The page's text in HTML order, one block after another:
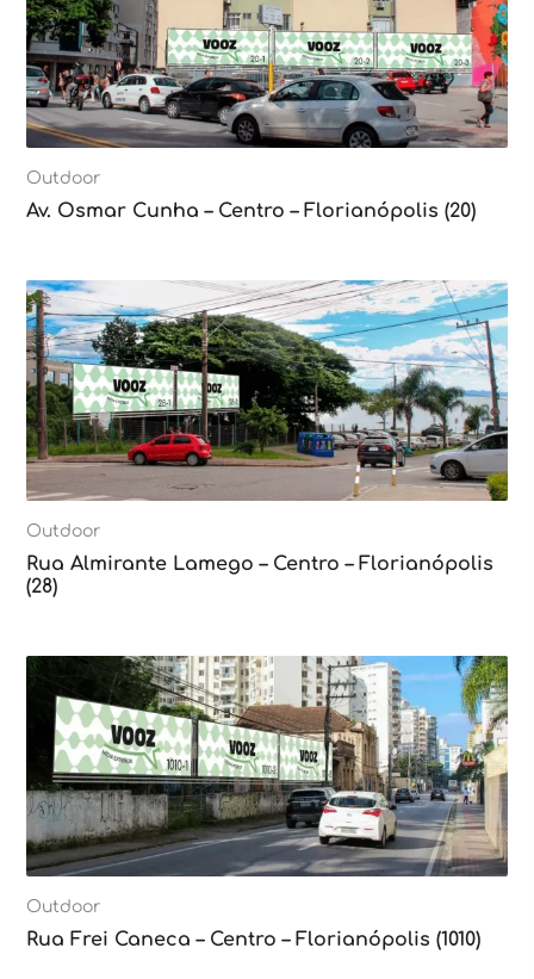
Outdoor
Av. Osmar Cunha – Centro – Florianópolis (20)
Outdoor
Rua Almirante Lamego – Centro – Florianópolis
(28)
Outdoor
Rua Frei Caneca – Centro – Florianópolis (1010)